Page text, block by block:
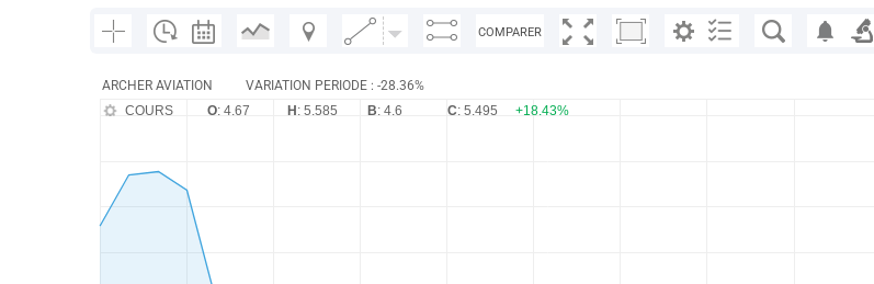
COMPARER
ARCHER AVIATION VARIATION PERIODE : -28.36%
COURS O: 4.67 H : 5.585 B: 4.6 C: 5.495 +18.43%